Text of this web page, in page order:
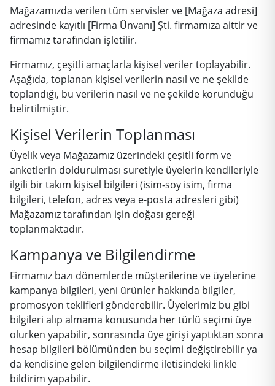
Mağazamızda verilen tüm servisler ve [Mağaza adresi]
adresinde kayıtlı [Firma Ünvanı] Şti. firmamıza aittir ve
firmamız tarafından işletilir.
Firmamız, çeşitli amaçlarla kişisel veriler toplayabilir.
Aşağıda, toplanan kişisel verilerin nasıl ve ne şekilde
toplandığı, bu verilerin nasıl ve ne şekilde korunduğu
belirtilmiştir.
Kişisel Verilerin Toplanması
Üyelik veya Mağazamız üzerindeki çeşitli form ve
anketlerin doldurulması suretiyle üyelerin kendileriyle
ilgili bir takım kişisel bilgileri (isim-soy isim, firma
bilgileri, telefon, adres veya e-posta adresleri gibi)
Mağazamız tarafından işin doğası gereği
toplanmaktadır.
Kampanya ve Bilgilendirme
Firmamız bazı dönemlerde müşterilerine ve üyelerine
kampanya bilgileri, yeni ürünler hakkında bilgiler,
promosyon teklifleri gönderebilir. Üyelerimiz bu gibi
bilgileri alıp almama konusunda her türlü seçimi üye
olurken yapabilir, sonrasında üye girişi yaptıktan sonra
hesap bilgileri bölümünden bu seçimi değiştirebilir ya
da kendisine gelen bilgilendirme iletisindeki linkle
bildirim yapabilir.